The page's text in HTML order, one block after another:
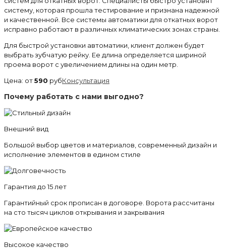
систему, которая прошла тестирование и признана надежной
и качественной. Все системы автоматики для откатных ворот
исправно работают в различных климатических зонах страны.
Для быстрой установки автоматики, клиент должен будет
выбрать зубчатую рейку. Ее длина определяется шириной
проема ворот с увеличением длины на один метр.
Цена: от590 рубКонсультация
Почему работать с нами выгодно?
Внешний вид
Большой выбор цветов и материалов, современный дизайн и
исполнение элементов в едином стиле
Гарантия до 15 лет
Гарантийный срок прописан в договоре. Ворота рассчитаны
на сто тысяч циклов открывания и закрывания
Высокое качество